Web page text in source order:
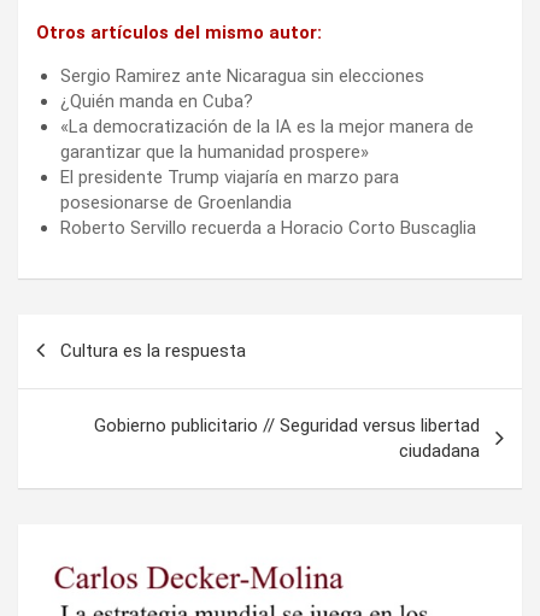
Otros artículos del mismo autor:
Sergio Ramirez ante Nicaragua sin elecciones
¿Quién manda en Cuba?
«La democratización de la IA es la mejor manera de
garantizar que la humanidad prospere»
El presidente Trump viajaría en marzo para
posesionarse de Groenlandia
Roberto Servillo recuerda a Horacio Corto Buscaglia
entradas
Cultura es la respuesta
Gobierno publicitario // Seguridad versus libertad
ciudadana